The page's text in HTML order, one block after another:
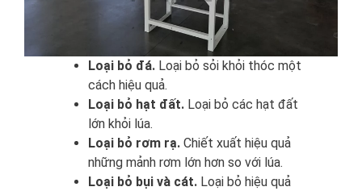
Loại bỏ đá. Loại bỏ sỏi khỏi thóc một
cách hiệu quả.
Loại bỏ hạt đất. Loại bỏ các hạt đất
lớn khỏi lúa.
Loại bỏ rơm rạ. Chiết xuất hiệu quả
những mảnh rơm lớn hơn so với lúa.
Loại bỏ bụi và cát. Loại bỏ hiệu quả